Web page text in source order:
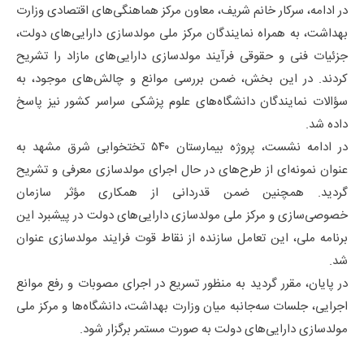
در ادامه، سرکار خانم شریف، معاون مرکز هماهنگی‌های اقتصادی وزارت
بهداشت، به همراه نمایندگان مرکز ملی مولدسازی دارایی‌های دولت،
جزئیات فنی و حقوقی فرآیند مولدسازی دارایی‌های مازاد را تشریح
کردند. در این بخش، ضمن بررسی موانع و چالش‌های موجود، به
سؤالات نمایندگان دانشگاه‌های علوم پزشکی سراسر کشور نیز پاسخ
داده شد.
در ادامه نشست، پروژه بیمارستان ۵۴۰ تختخوابی شرق مشهد به
عنوان نمونه‌ای از طرح‌های در حال اجرای مولدسازی معرفی و تشریح
گردید. همچنین ضمن قدردانی از همکاری مؤثر سازمان
خصوصی‌سازی و مرکز ملی مولدسازی دارایی‌های دولت در پیشبرد این
برنامه ملی، این تعامل سازنده از نقاط قوت فرایند مولدسازی عنوان
شد.
در پایان، مقرر گردید به منظور تسریع در اجرای مصوبات و رفع موانع
اجرایی، جلسات سه‌جانبه میان وزارت بهداشت، دانشگاه‌ها و مرکز ملی
مولدسازی دارایی‌های دولت به صورت مستمر برگزار شود.